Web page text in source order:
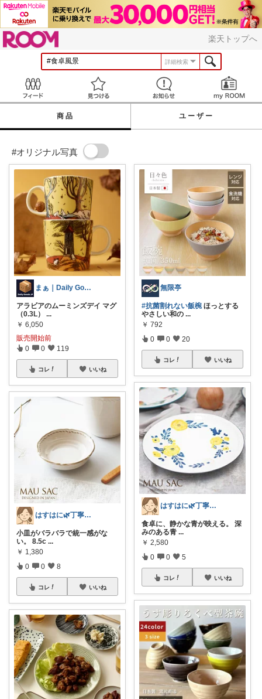
楽天トップへ
詳細検索
見つける お知らせ
商品 ユーザー
#オリジナル写真
まぁ｜Daily Goods JP
アラビアのムーミンズデイ マグ
（0.3L）
...
￥ 6,050
販売開始前
0 0 119
コレ いいね
はすはに🌿丁寧な暮らし
小皿がバラバラで統一感がな
い。 8.5c ...
￥ 1,380
0 0 8
コレ いいね
無限亭
#抗菌割れない飯椀ほっとする
やさしい和の ...
￥ 792
0 0 20
コレ いいね
はすはに🌿丁寧な暮らし
食卓に、静かな青が映える。 深
みのある青 ...
￥ 2,580
0 0 5
コレ いいね